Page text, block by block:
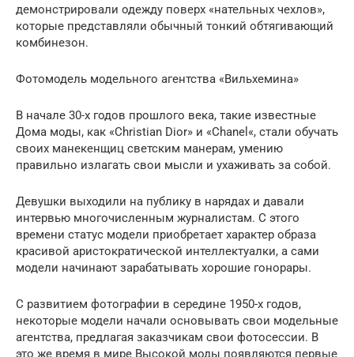
демонстрировали одежду поверх «нательных чехлов»,
которые представляли обычный тонкий обтягивающий
комбинезон.
Фотомодель модельного агентства «Вильхемина»
В начале 30-х годов прошлого века, такие известные
Дома моды, как «Christian Dior» и «Chanel«, стали обучать
своих манекенщиц светским манерам, умению
правильно излагать свои мысли и ухаживать за собой.
Девушки выходили на публику в нарядах и давали
интервью многочисленным журналистам. С этого
времени статус модели приобретает характер образа
красивой аристократической интеллектуалки, а сами
модели начинают зарабатывать хорошие гонорары.
С развитием фотографии в середине 1950-х годов,
некоторые модели начали основывать свои модельные
агентства, предлагая заказчикам свои фотосессии. В
это же время в мире Высокой моды появляются первые